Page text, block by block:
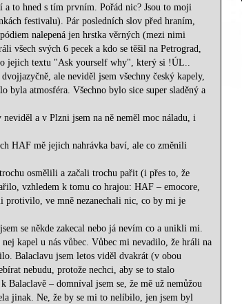
a to hned s tím prvním. Pořád nic? Jsou to moji
festivalu). Pár posledních slov před hraním,
nalepená jen hrstka věrných (mezi nimi
všech svých 6 pecek a kdo se těšil na Petrograd,
jejich textu "Ask yourself why", který si !ÚL..
ale neviděl jsem všechny český kapely,
atmosféra. Všechno bylo sice super sladěný a
a v Plzni jsem na ně neměl moc náladu, i
HAF mě jejich nahrávka baví, ale co změnili
osmělili a začali trochu pařit (i přes to, že
vzhledem k tomu co hrajou: HAF – emocore,
protivilo, ve mně nezanechali nic, co by mi je
se někde zakecal nebo já nevím co a unikli mi.
kapel u nás vůbec. Vůbec mi nevadilo, že hráli na
Balaclavu jsem letos viděl dvakrát (v obou
nebudu, protože nechci, aby se to stalo
– domníval jsem se, že mě už nemůžou
jinak. Ne, že by se mi to nelíbilo, jen jsem byl